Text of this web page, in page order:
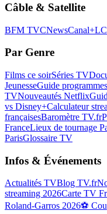
Câble & Satellite
BFM TVCNewsCanal+
Par Genre
Films ce soirSéries TV
JeunesseGuide
TVNouveautés Netflix
vs Disney+Calculateur
françaisesBaromètre TV.fr
FranceLieux de tournage
ParisGlossaire TV
Infos & Événements
Actualités TVBlog TV.fr
streaming 2026Carte TV
Roland-Garros 2026⚽